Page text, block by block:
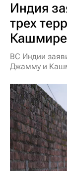
Индия
трех
Кашмире
ВС Индии
Джамму и